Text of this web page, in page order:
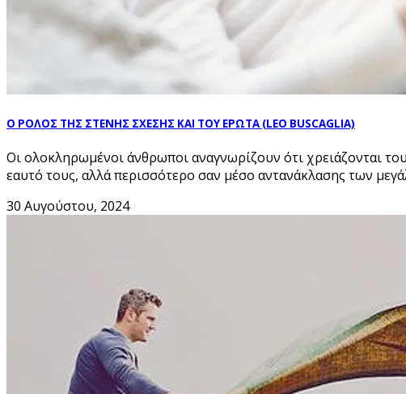
Ο ΡΟΛΟΣ ΤΗΣ ΣΤΕΝΗΣ ΣΧΕΣΗΣ ΚΑΙ ΤΟΥ ΕΡΩΤΑ (LEO BUSCAGLIA)
Οι ολοκληρωμένοι άνθρωποι αναγνωρίζουν ότι χρειάζονται
εαυτό τους, αλλά περισσότερο σαν μέσο αντανάκλασης των
30 Αυγούστου, 2024